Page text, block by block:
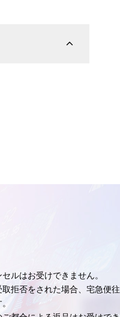
ルはお受けできません。
拒否をされた場合、宅急便往